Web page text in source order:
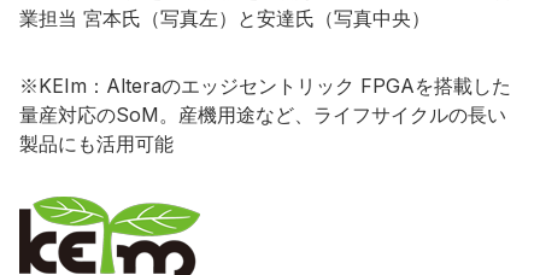
業担当 宮本氏（写真左）と安達氏（写真中央）
※KEIm：Alteraのエッジセントリック FPGAを搭載した
量産対応のSoM。産機用途など、ライフサイクルの長い
製品にも活用可能